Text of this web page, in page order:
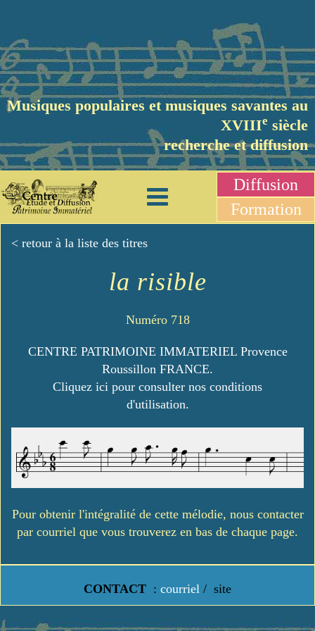
Musiques populaires et musiques savantes au
XVIIIe siècle
recherche et diffusion
Diffusion
Formation
< retour à la liste des titres
la risible
Numéro 718
CENTRE PATRIMOINE IMMATERIEL Provence
Roussillon FRANCE.
Cliquez ici pour consulter nos conditions
d'utilisation.
Pour obtenir l'intégralité de cette mélodie, nous contacter
par courriel que vous trouverez en bas de chaque page.
CONTACT : courriel / site
https://www.lavielledanstoussesetats.fr